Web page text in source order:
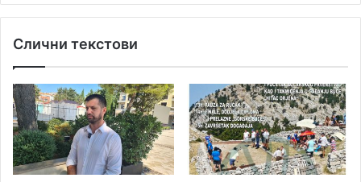
Слични текстови